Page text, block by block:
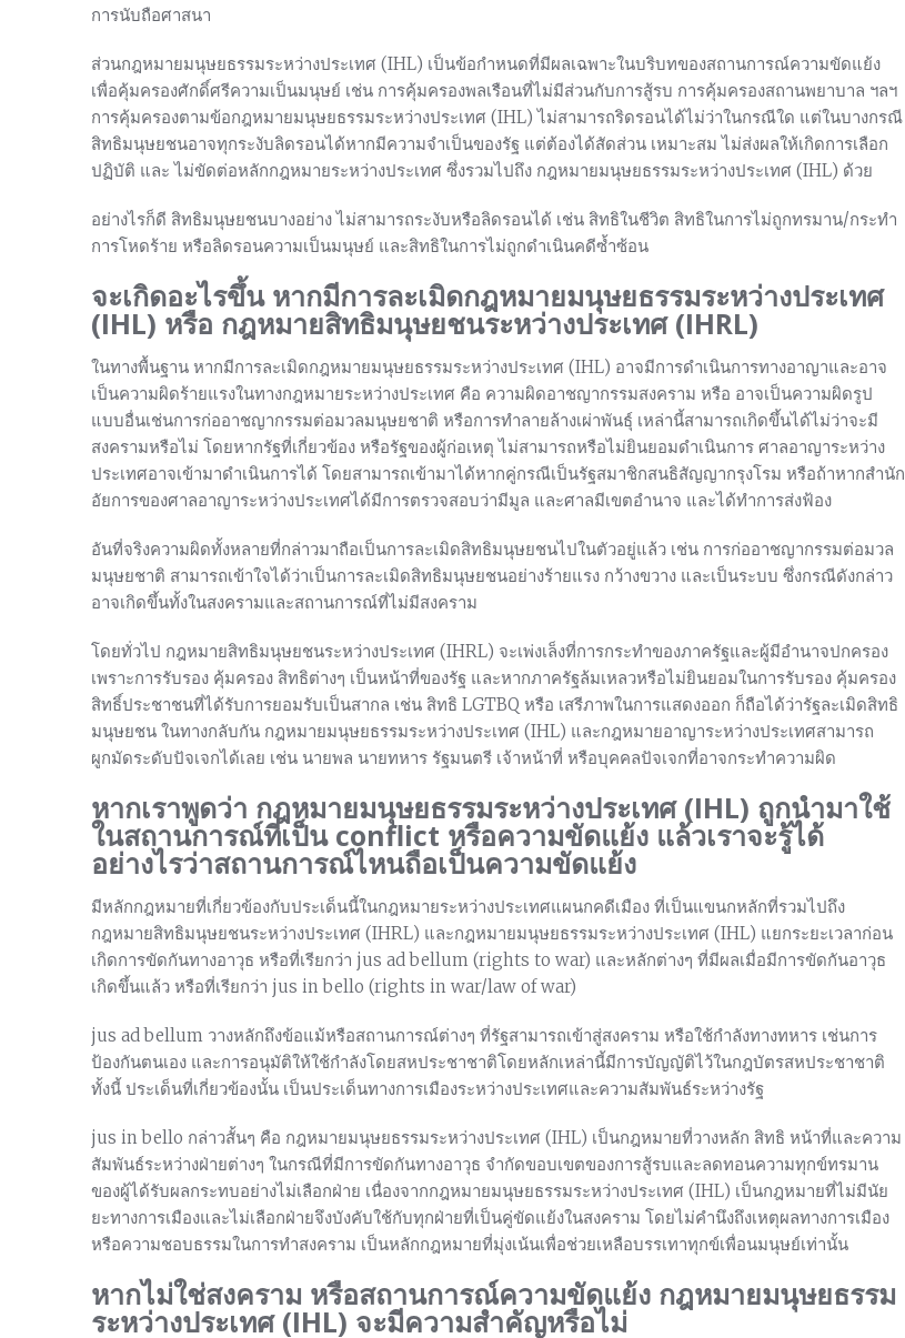
การนับถือศาสนา
ส่วนกฎหมายมนุษยธรรมระหว่างประเทศ (IHL) เป็นข้อกำหนดที่มีผลเฉพาะในบริบทของสถานการณ์ความขัดแย้ง
เพื่อคุ้มครองศักดิ์ศรีความเป็นมนุษย์ เช่น การคุ้มครองพลเรือนที่ไม่มีส่วนกับการสู้รบ การคุ้มครองสถานพยาบาล ฯลฯ
การคุ้มครองตามข้อกฎหมายมนุษยธรรมระหว่างประเทศ (IHL) ไม่สามารถริดรอนได้ไม่ว่าในกรณีใด แต่ในบางกรณี
สิทธิมนุษยชนอาจทุกระงับลิดรอนได้หากมีความจำเป็นของรัฐ แต่ต้องได้สัดส่วน เหมาะสม ไม่ส่งผลให้เกิดการเลือก
ปฏิบัติ และ ไม่ขัดต่อหลักกฎหมายระหว่างประเทศ ซึ่งรวมไปถึง กฎหมายมนุษยธรรมระหว่างประเทศ (IHL) ด้วย
อย่างไรก็ดี สิทธิมนุษยชนบางอย่าง ไม่สามารถระงับหรือลิดรอนได้ เช่น สิทธิในชีวิต สิทธิในการไม่ถูกทรมาน/กระทำ
การโหดร้าย หรือลิดรอนความเป็นมนุษย์ และสิทธิในการไม่ถูกดำเนินคดีซ้ำซ้อน
จะเกิดอะไรขึ้น หากมีการละเมิดกฎหมายมนุษยธรรมระหว่างประเทศ
(IHL) หรือ กฎหมายสิทธิมนุษยชนระหว่างประเทศ (IHRL)
ในทางพื้นฐาน หากมีการละเมิดกฎหมายมนุษยธรรมระหว่างประเทศ (IHL) อาจมีการดำเนินการทางอาญาและอาจ
เป็นความผิดร้ายแรงในทางกฎหมายระหว่างประเทศ คือ ความผิดอาชญากรรมสงคราม หรือ อาจเป็นความผิดรูป
แบบอื่นเช่นการก่ออาชญากรรมต่อมวลมนุษยชาติ หรือการทำลายล้างเผ่าพันธุ์ เหล่านี้สามารถเกิดขึ้นได้ไม่ว่าจะมี
สงครามหรือไม่ โดยหากรัฐที่เกี่ยวข้อง หรือรัฐของผู้ก่อเหตุ ไม่สามารถหรือไม่ยินยอมดำเนินการ ศาลอาญาระหว่าง
ประเทศอาจเข้ามาดำเนินการได้ โดยสามารถเข้ามาได้หากคู่กรณีเป็นรัฐสมาชิกสนธิสัญญากรุงโรม หรือถ้าหากสำนัก
อัยการของศาลอาญาระหว่างประเทศได้มีการตรวจสอบว่ามีมูล และศาลมีเขตอำนาจ และได้ทำการส่งฟ้อง
อันที่จริงความผิดทั้งหลายที่กล่าวมาถือเป็นการละเมิดสิทธิมนุษยชนไปในตัวอยู่แล้ว เช่น การก่ออาชญากรรมต่อมวล
มนุษยชาติ สามารถเข้าใจได้ว่าเป็นการละเมิดสิทธิมนุษยชนอย่างร้ายแรง กว้างขวาง และเป็นระบบ ซึ่งกรณีดังกล่าว
อาจเกิดขึ้นทั้งในสงครามและสถานการณ์ที่ไม่มีสงคราม
โดยทั่วไป กฎหมายสิทธิมนุษยชนระหว่างประเทศ (IHRL) จะเพ่งเล็งที่การกระทำของภาครัฐและผู้มีอำนาจปกครอง
เพราะการรับรอง คุ้มครอง สิทธิต่างๆ เป็นหน้าที่ของรัฐ และหากภาครัฐล้มเหลวหรือไม่ยินยอมในการรับรอง คุ้มครอง
สิทธิ์ประชาชนที่ได้รับการยอมรับเป็นสากล เช่น สิทธิ LGTBQ หรือ เสรีภาพในการแสดงออก ก็ถือได้ว่ารัฐละเมิดสิทธิ
มนุษยชน ในทางกลับกัน กฎหมายมนุษยธรรมระหว่างประเทศ (IHL) และกฎหมายอาญาระหว่างประเทศสามารถ
ผูกมัดระดับปัจเจกได้เลย เช่น นายพล นายทหาร รัฐมนตรี เจ้าหน้าที่ หรือบุคคลปัจเจกที่อาจกระทำความผิด
หากเราพูดว่า กฎหมายมนุษยธรรมระหว่างประเทศ (IHL) ถูกนำมาใช้
ในสถานการณ์ที่เป็น conflict หรือความขัดแย้ง แล้วเราจะรู้ได้
อย่างไรว่าสถานการณ์ไหนถือเป็นความขัดแย้ง
มีหลักกฎหมายที่เกี่ยวข้องกับประเด็นนี้ในกฎหมายระหว่างประเทศแผนกคดีเมือง ที่เป็นแขนกหลักที่รวมไปถึง
กฎหมายสิทธิมนุษยชนระหว่างประเทศ (IHRL) และกฎหมายมนุษยธรรมระหว่างประเทศ (IHL) แยกระยะเวลาก่อน
เกิดการขัดกันทางอาวุธ หรือที่เรียกว่า jus ad bellum (rights to war) และหลักต่างๆ ที่มีผลเมื่อมีการขัดกันอาวุธ
เกิดขึ้นแล้ว หรือที่เรียกว่า jus in bello (rights in war/law of war)
jus ad bellum วางหลักถึงข้อแม้หรือสถานการณ์ต่างๆ ที่รัฐสามารถเข้าสู่สงคราม หรือใช้กำลังทางทหาร เช่นการ
ป้องกันตนเอง และการอนุมัติให้ใช้กำลังโดยสหประชาชาติโดยหลักเหล่านี้มีการบัญญัติไว้ในกฎบัตรสหประชาชาติ
ทั้งนี้ ประเด็นที่เกี่ยวข้องนั้น เป็นประเด็นทางการเมืองระหว่างประเทศและความสัมพันธ์ระหว่างรัฐ
jus in bello กล่าวสั้นๆ คือ กฎหมายมนุษยธรรมระหว่างประเทศ (IHL) เป็นกฎหมายที่วางหลัก สิทธิ หน้าที่และความ
สัมพันธ์ระหว่างฝ่ายต่างๆ ในกรณีที่มีการขัดกันทางอาวุธ จำกัดขอบเขตของการสู้รบและลดทอนความทุกข์ทรมาน
ของผู้ได้รับผลกระทบอย่างไม่เลือกฝ่าย เนื่องจากกฎหมายมนุษยธรรมระหว่างประเทศ (IHL) เป็นกฎหมายที่ไม่มีนัย
ยะทางการเมืองและไม่เลือกฝ่ายจึงบังคับใช้กับทุกฝ่ายที่เป็นคู่ขัดแย้งในสงคราม โดยไม่คำนึงถึงเหตุผลทางการเมือง
หรือความชอบธรรมในการทำสงคราม เป็นหลักกฎหมายที่มุ่งเน้นเพื่อช่วยเหลือบรรเทาทุกข์เพื่อนมนุษย์เท่านั้น
หากไม่ใช่สงคราม หรือสถานการณ์ความขัดแย้ง กฎหมายมนุษยธรรม
ระหว่างประเทศ (IHL) จะมีความสำคัญหรือไม่